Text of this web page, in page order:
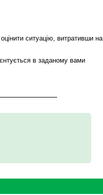
ситуацію, витративши на
в заданому вами